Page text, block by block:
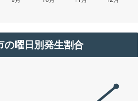
の曜日別発生割合